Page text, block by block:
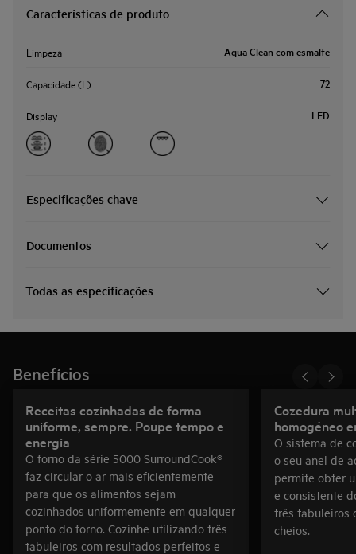
Características de produto
Limpeza Aqua Clean com esmalte
Capacidade (L) 72
Display LED
Especificações chave
Documentos
Todas as especificações
Benefícios
Receitas cozinhadas de forma
uniforme, sempre. Poupe tempo e
energia
O forno da série 5000 SurroundCook®
faz circular o ar mais eficientemente
para que os alimentos sejam
cozinhados uniformemente em qualquer
ponto do forno. Cozinhe utilizando três
tabuleiros com resultados perfeitos e
Cozedura
homogéneo
O sistema de
o seu anel de
permite obter
e consistente
três tabuleiros
cheios.